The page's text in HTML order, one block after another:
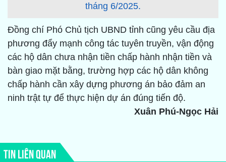
tháng 6/2025.
Đồng chí Phó Chủ tịch UBND tỉnh cũng yêu cầu địa
phương đẩy mạnh công tác tuyên truyền, vận động
các hộ dân chưa nhận tiền chấp hành nhận tiền và
bàn giao mặt bằng, trường hợp các hộ dân không
chấp hành cần xây dựng phương án bảo đảm an
ninh trật tự để thực hiện dự án đúng tiến độ.
Xuân Phú-Ngọc Hải
TIN LIÊN QUAN